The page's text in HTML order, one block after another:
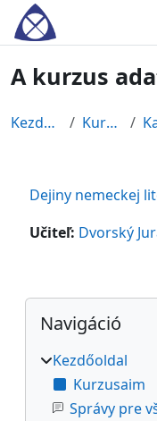
Tovább a fő tartalomhoz
A kurzus
Kezdőoldal Kurzusok
Dejiny nemeckej
Učiteľ: Dvorský
Blokkok
Navigáció kihagyása
Navigáció
Kezdőoldal
Kurzusaim
Správy pre